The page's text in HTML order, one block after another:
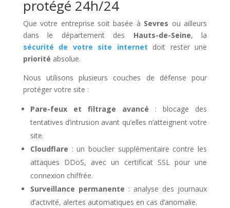
protégé 24h/24
Que votre entreprise soit basée à Sevres ou ailleurs
dans le département des Hauts-de-Seine, la
sécurité de votre site internet doit rester une
priorité absolue.
Nous utilisons plusieurs couches de défense pour
protéger votre site :
Pare-feux et filtrage avancé : blocage des
tentatives d’intrusion avant qu’elles n’atteignent votre
site.
Cloudflare : un bouclier supplémentaire contre les
attaques DDoS, avec un certificat SSL pour une
connexion chiffrée.
Surveillance permanente : analyse des journaux
d’activité, alertes automatiques en cas d’anomalie.